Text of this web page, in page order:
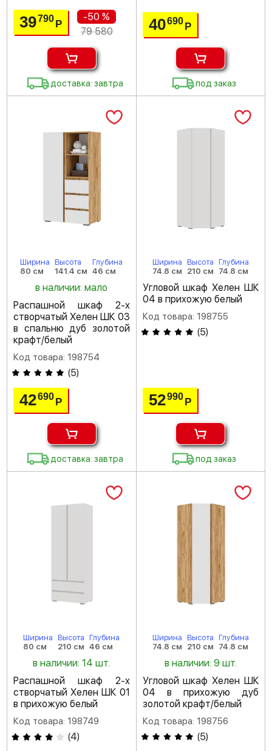
39790Р
-50 %
79 580
доставка: завтра
40690 Р
под заказ
Ширина
80 см
Высота
141.4 см
Глубина
46 см
в наличии: мало
Распашной шкаф 2-х
створчатый Хелен ШК 03
в спальню дуб золотой
крафт/белый
Код товара: 198754
(5)
42690Р
доставка: завтра
Ширина
74.8 см
Высота
210 см
Глубина
74.8 см
Угловой шкаф Хелен ШК
04 в прихожую белый
Код товара: 198755
(5)
52990 Р
под заказ
Ширина
80 см
Высота
210 см
Глубина
46 см
в наличии: 14 шт.
Распашной шкаф 2-х
створчатый Хелен ШК 01
в прихожую белый
Код товара: 198749
(4)
Ширина
74.8 см
Высота
210 см
Глубина
74.8 см
в наличии: 9 шт.
Угловой шкаф Хелен ШК
04 в прихожую дуб
золотой крафт/белый
Код товара: 198756
(5)